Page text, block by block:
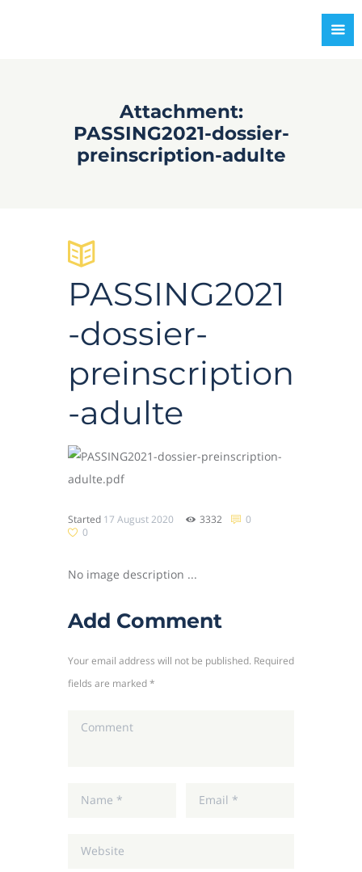
Attachment:
PASSING2021-dossier-
preinscription-adulte
PASSING2021
-dossier-
preinscription
-adulte
Started 17 August 2020 3332
0
0
No image description ...
Add Comment
Your email address will not be published. Required
fields are marked *